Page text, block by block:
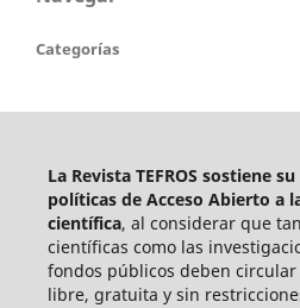
Categorías
La Revista TEFROS sostiene
políticas de Acceso Abierto a
científica, al considerar que
científicas como las
fondos públicos deben
libre, gratuita y sin